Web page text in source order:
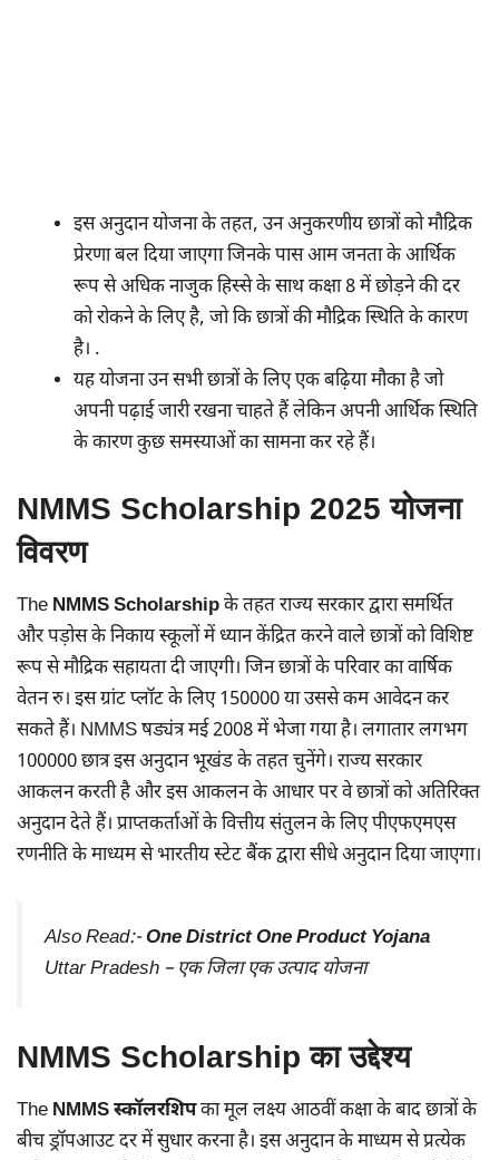
इस अनुदान योजना के तहत, उन अनुकरणीय छात्रों को मौद्रिक
प्रेरणा बल दिया जाएगा जिनके पास आम जनता के आर्थिक
रूप से अधिक नाजुक हिस्से के साथ कक्षा 8 में छोड़ने की दर
को रोकने के लिए है, जो कि छात्रों की मौद्रिक स्थिति के कारण
है। .
यह योजना उन सभी छात्रों के लिए एक बढ़िया मौका है जो
अपनी पढ़ाई जारी रखना चाहते हैं लेकिन अपनी आर्थिक स्थिति
के कारण कुछ समस्याओं का सामना कर रहे हैं।
NMMS Scholarship 2025 योजना
विवरण
The NMMS Scholarshipके तहत राज्य सरकार द्वारा समर्थित
और पड़ोस के निकाय स्कूलों में ध्यान केंद्रित करने वाले छात्रों को विशिष्ट
रूप से मौद्रिक सहायता दी जाएगी। जिन छात्रों के परिवार का वार्षिक
वेतन रु। इस ग्रांट प्लॉट के लिए 150000 या उससे कम आवेदन कर
सकते हैं। NMMS षड्यंत्र मई 2008 में भेजा गया है। लगातार लगभग
100000 छात्र इस अनुदान भूखंड के तहत चुनेंगे। राज्य सरकार
आकलन करती है और इस आकलन के आधार पर वे छात्रों को अतिरिक्त
अनुदान देते हैं। प्राप्तकर्ताओं के वित्तीय संतुलन के लिए पीएफएमएस
रणनीति के माध्यम से भारतीय स्टेट बैंक द्वारा सीधे अनुदान दिया जाएगा।
Also Read:-One District One Product Yojana
Uttar Pradesh – एक जिला एक उत्पाद योजना
NMMS Scholarship का उद्देश्य
The NMMS स्कॉलरशिपका मूल लक्ष्य आठवीं कक्षा के बाद छात्रों के
बीच ड्रॉपआउट दर में सुधार करना है। इस अनुदान के माध्यम से प्रत्येक